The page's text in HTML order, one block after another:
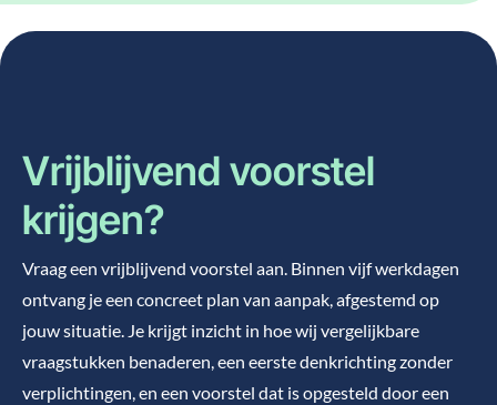
Vrijblijvend voorstel
krijgen?
Vraag een vrijblijvend voorstel aan. Binnen vijf werkdagen
ontvang je een concreet plan van aanpak, afgestemd op
jouw situatie. Je krijgt inzicht in hoe wij vergelijkbare
vraagstukken benaderen, een eerste denkrichting zonder
verplichtingen, en een voorstel dat is opgesteld door een